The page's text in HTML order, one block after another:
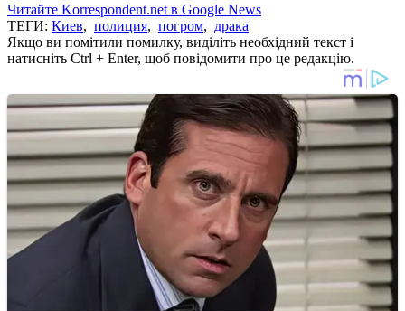
Читайте Korrespondent.net в Google News
ТЕГИ: Киев, полиция, погром, драка
Якщо ви помітили помилку, виділіть необхідний текст і
натисніть Ctrl + Enter, щоб повідомити про це редакцію.